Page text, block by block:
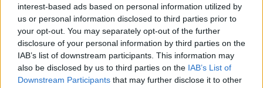
interest-based ads based on personal information utilized by
us or personal information disclosed to third parties prior to
your opt-out. You may separately opt-out of the further
disclosure of your personal information by third parties on the
IAB’s list of downstream participants. This information may
also be disclosed by us to third parties on the IAB’s List of
Downstream Participants that may further disclose it to other
vanartad
Medlem
Reg: Aug 2018
Citat:
Ursprungligen postat av
Mullret
Be han växla på Forex. Annars får du 3 usd sedlar med Trump
nuna påtryckt i en laserskrivare.